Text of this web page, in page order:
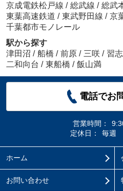
京成電鉄松戸線 / 総武線 / 総武
東葉高速鉄道 / 東武野田線 / 京
千葉都市モノレール
駅から探す
津田沼 / 船橋 / 前原 / 三咲 / 習
二和向台 / 東船橋 / 飯山満
電話でお
営業時間：
定休日：
毎週
ホーム
お問い合わせ